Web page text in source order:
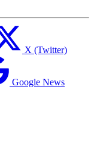
X (Twitter)
Google News